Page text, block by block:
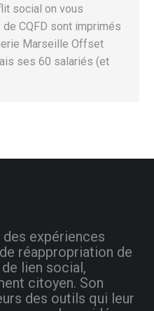
social on vous
CQFD sont imprimés
Marseille Offset
ses 60 salariés (et
des expériences
réappropriation de
lien social,
citoyen. Son
des outils qui leur